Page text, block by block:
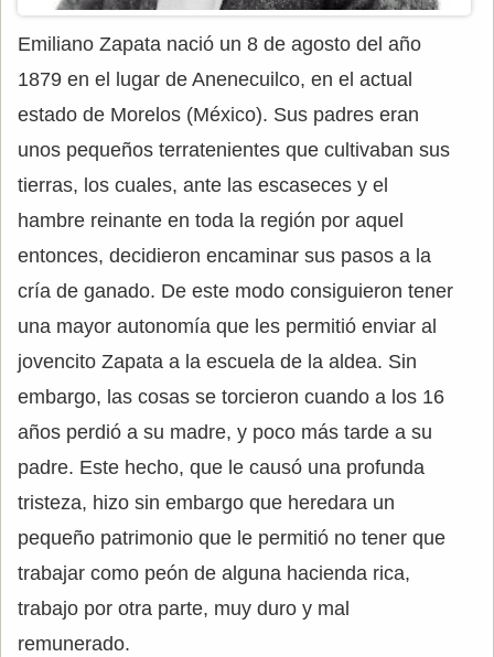
Emiliano Zapata nació un 8 de agosto del año
1879 en el lugar de Anenecuilco, en el actual
estado de Morelos (México). Sus padres eran
unos pequeños terratenientes que cultivaban sus
tierras, los cuales, ante las escaseces y el
hambre reinante en toda la región por aquel
entonces, decidieron encaminar sus pasos a la
cría de ganado. De este modo consiguieron tener
una mayor autonomía que les permitió enviar al
jovencito Zapata a la escuela de la aldea. Sin
embargo, las cosas se torcieron cuando a los 16
años perdió a su madre, y poco más tarde a su
padre. Este hecho, que le causó una profunda
tristeza, hizo sin embargo que heredara un
pequeño patrimonio que le permitió no tener que
trabajar como peón de alguna hacienda rica,
trabajo por otra parte, muy duro y mal
remunerado.